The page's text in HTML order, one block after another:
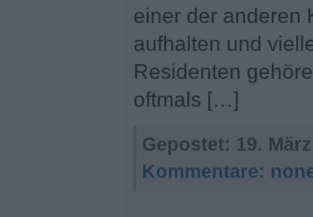
einer der anderen
aufhalten und
Residenten
oftmals […]
Gepostet: 19.
Kommentare: